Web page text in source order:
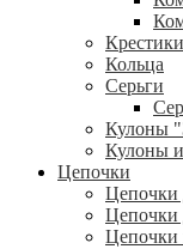
Кольца
Серьги
Кулоны
Кулоны
Цепочки
Цепочки
Цепочки
Цепочки